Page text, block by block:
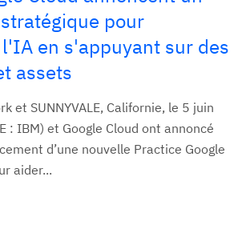
pour
en s'appuyant sur des
assets
et SUNNYVALE, Californie, le 5 juin
: IBM) et Google Cloud ont annoncé
d’une nouvelle Practice Google
aider...